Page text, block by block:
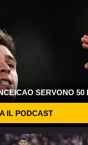
SERVONO 50
IL PODCAST